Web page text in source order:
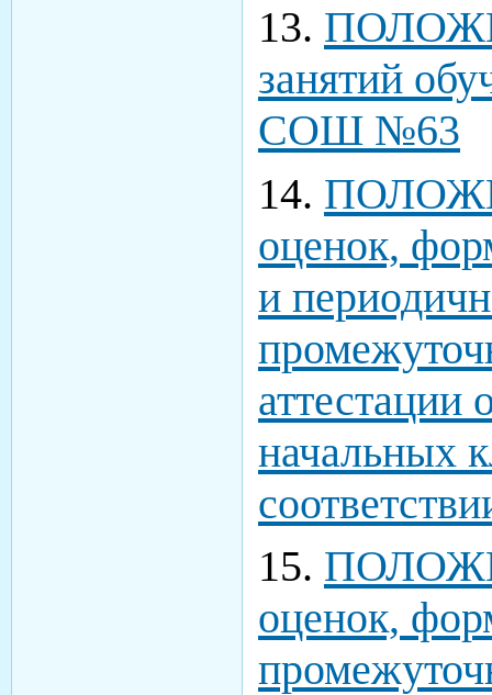
13.
занятий
СОШ №63
14.
оценок,
и
аттестации
начальных
15.
оценок,